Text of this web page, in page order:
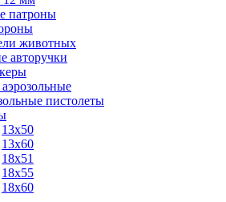
патроны
животных
авторучки
пистолеты
13х50
13х60
18х51
18х55
18х60